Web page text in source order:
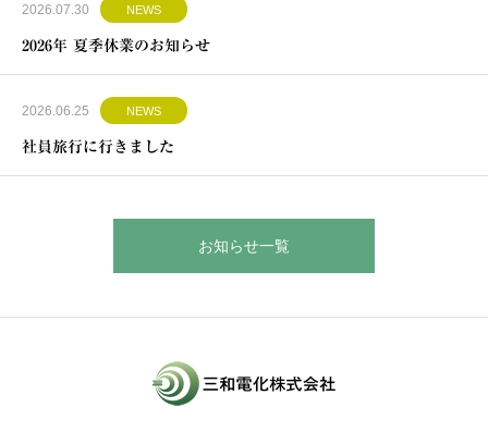
2026.07.30 NEWS
2026年 夏季休業のお知らせ
2026.06.25 NEWS
社員旅行に行きました
お知らせ一覧